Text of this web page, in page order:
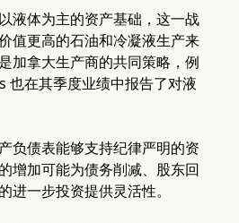
液体为主的资产基础，这一战
值更高的石油和冷凝液生产来
加拿大生产商的共同策略，例
也在其季度业绩中报告了对液
负债表能够支持纪律严明的资
增加可能为债务削减、股东回
进一步投资提供灵活性。